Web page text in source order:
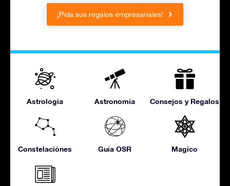
¡Pida sus regalos empresariales!
Astrologia Astronomía Consejos y Regalos
Constelaciónes Guía OSR Magico